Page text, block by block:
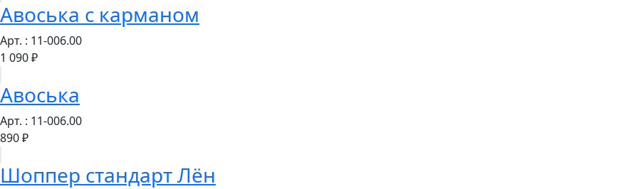
Авоська с карманом
Арт. : 11-006.00
1 090 ₽
Авоська
Арт. : 11-006.00
890 ₽
Шоппер стандарт Лён